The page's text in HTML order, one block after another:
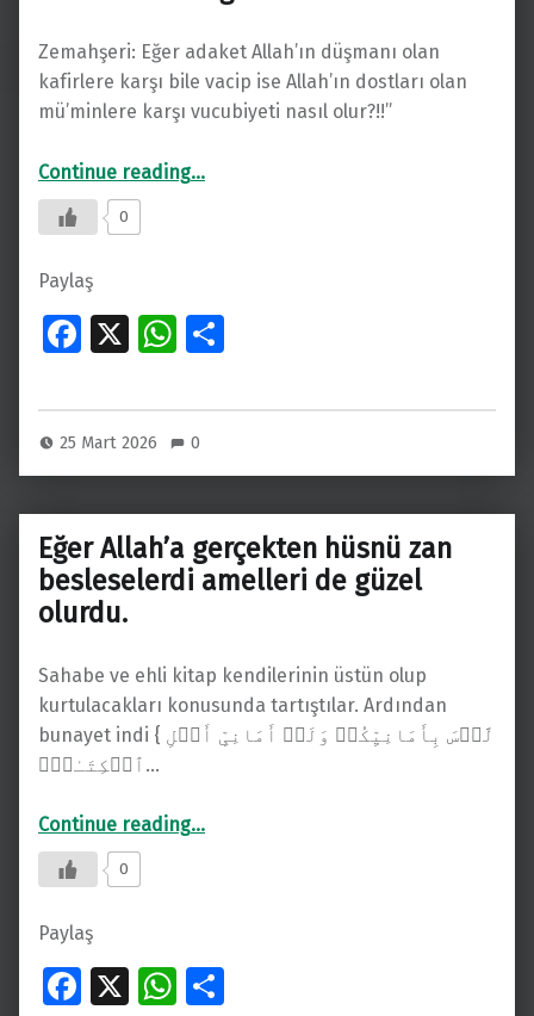
Zemahşeri: Eğer adaket Allah’ın düşmanı olan
kafirlere karşı bile vacip ise Allah’ın dostları olan
mü’minlere karşı vucubiyeti nasıl olur?!!”
Continue reading“Bir kavme olan hoşnutsuzluğunuz sizi adaletsizliğensürüklemesin”
…
0
Paylaş
Fa
b
o
o
k
X
W
at
s
A
p
p
ar
25 Mart 2026 0
Eğer Allah’a gerçekten hüsnü zan
besleselerdi amelleri de güzel
olurdu.
Sahabe ve ehli kitap kendilerinin üstün olup
kurtulacakları konusunda tartıştılar. Ardından
bunayet indi { لَّیۡسَ بِأَمَانِیِّكُمۡ وَلَاۤ أَمَانِیِّ أَهۡلِ
ٱلۡكِتَـٰبِۗ…
Continue reading“Eğer Allah’a gerçekten hüsnü zan besleselerdi amelleri de güzel olurdu.”
…
0
Paylaş
Fa X
W